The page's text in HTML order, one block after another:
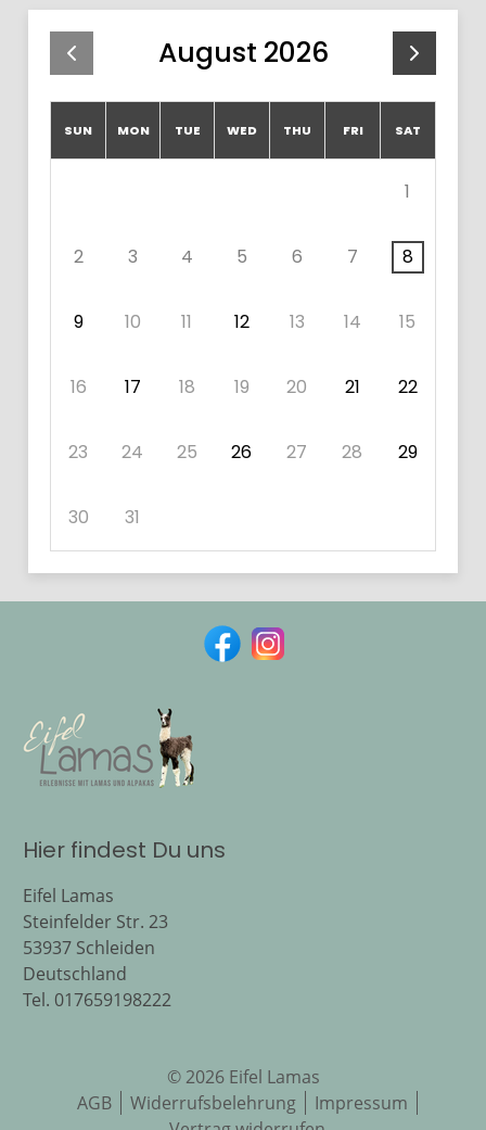
August 2026
SUN MON TUE WED THU FRI SAT
1
2 3 4 5 6 7 8
9 10 11 12 13 14 15
16 17 18 19 20 21 22
23 24 25 26 27 28 29
30 31
Hier findest Du uns
Eifel Lamas
Steinfelder Str. 23
53937 Schleiden
Deutschland
Tel. 017659198222
© 2026 Eifel Lamas
AGB
Widerrufsbelehrung
Impressum